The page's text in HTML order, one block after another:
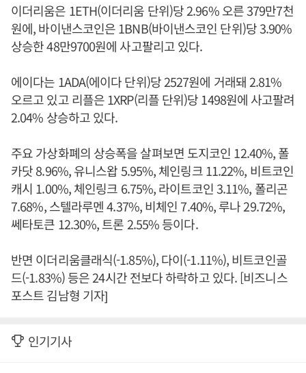
이더리움은 1ETH(이더리움 단위)당 2.96% 오른 379만7천
원에, 바이낸스코인은 1BNB(바이낸스코인 단위)당 3.90%
상승한 48만9700원에 사고팔리고 있다.
에이다는 1ADA(에이다 단위)당 2527원에 거래돼 2.81%
오르고 있고 리플은 1XRP(리플 단위)당 1498원에 사고팔려
2.04% 상승하고 있다.
주요 가상화폐의 상승폭을 살펴보면 도지코인 12.40%, 폴
카닷 8.96%, 유니스왑 5.95%, 체인링크 11.22%, 비트코인
캐시 1.00%, 체인링크 6.75%, 라이트코인 3.11%, 폴리곤
7.68%, 스텔라루멘 4.37%, 비체인 7.40%, 루나 29.72%,
쎄타토큰 12.30%, 트론 2.55% 등이다.
반면 이더리움클래식(-1.85%), 다이(-1.11%), 비트코인골
드(-1.83%) 등은 24시간 전보다 하락하고 있다. [비즈니스
포스트 김남형 기자]
인기기사